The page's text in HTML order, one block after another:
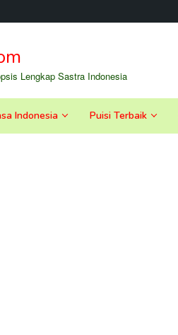
Lengkap Sastra Indonesia
Indonesia Puisi Terbaik